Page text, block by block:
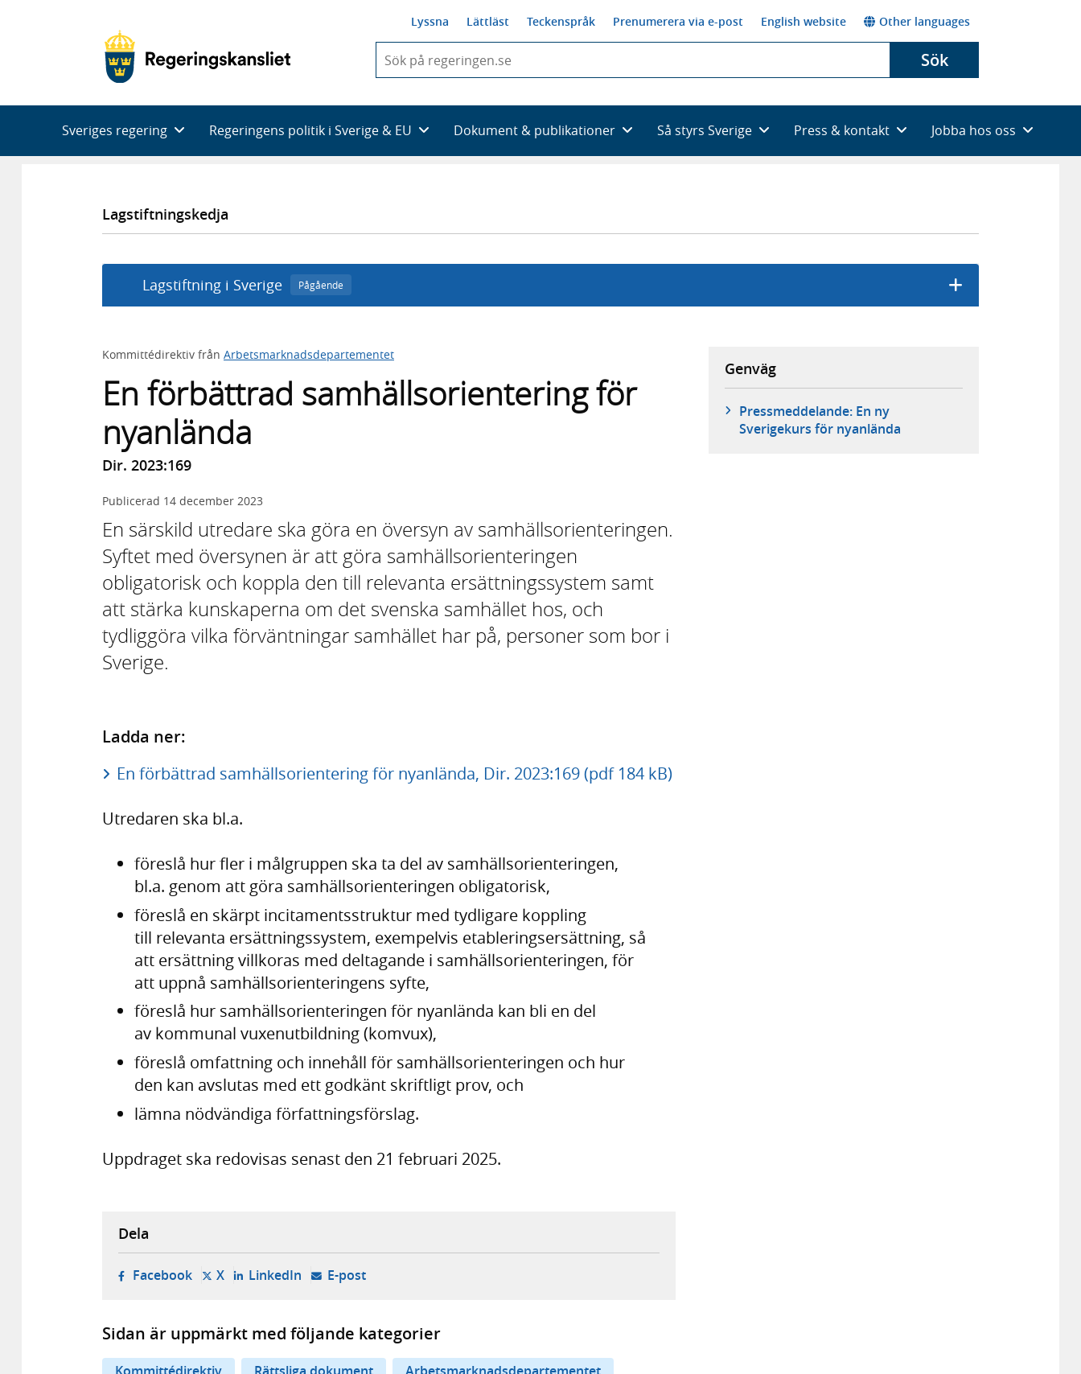
Lyssna Lättläst Teckenspråk Prenumerera via e-post English website Other languages
du
skriva
framträder
en
Sök
Sveriges regering Regeringens politik i Sverige & EU Dokument & publikationer Så styrs Sverige Press & kontakt Jobba hos oss
Lagstiftningskedja
Lagstiftning i Sverige Pågående
Kommittédirektiv från Arbetsmarknadsdepartementet
En förbättrad samhällsorientering för
nyanlända
Dir. 2023:169
Publicerad 14 december 2023
En särskild utredare ska göra en översyn av samhällsorienteringen.
Syftet med översynen är att göra samhällsorienteringen
obligatorisk och koppla den till relevanta ersättningssystem samt
att stärka kunskaperna om det svenska samhället hos, och
tydliggöra vilka förväntningar samhället har på, personer som bor i
Sverige.
Ladda ner:
En förbättrad samhällsorientering för nyanlända, Dir. 2023:169 (pdf 184 kB)
Utredaren ska bl.a.
föreslå hur fler i målgruppen ska ta del av samhällsorienteringen,
bl.a. genom att göra samhällsorienteringen obligatorisk,
föreslå en skärpt incitamentsstruktur med tydligare koppling
till relevanta ersättningssystem, exempelvis etableringsersättning, så
att ersättning villkoras med deltagande i samhällsorienteringen, för
att uppnå samhällsorienteringens syfte,
föreslå hur samhällsorienteringen för nyanlända kan bli en del
av kommunal vuxenutbildning (komvux),
föreslå omfattning och innehåll för samhällsorienteringen och hur
den kan avslutas med ett godkänt skriftligt prov, och
lämna nödvändiga författningsförslag.
Uppdraget ska redovisas senast den 21 februari 2025.
Genväg
Pressmeddelande: En ny
Sverigekurs för nyanlända
Dela
Facebook- öppnas i ny flik, extern webbplats,
X- öppnas i ny flik, extern webbplats,
LinkedIn- öppnas i ny flik, extern webbplats,
E-post- öppnar din e-postklient,
Sidan är uppmärkt med följande kategorier